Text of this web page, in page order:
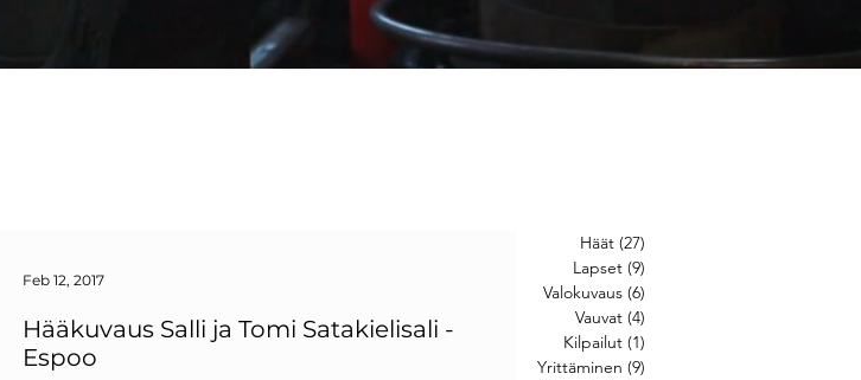
Hääkuvaus Salli ja Tomi Satakielisali -
Espoo
Feb 12, 2017
Häät (27)
Lapset (9)
Valokuvaus (6)
Vauvat (4)
Kilpailut (1)
Yrittäminen (9)